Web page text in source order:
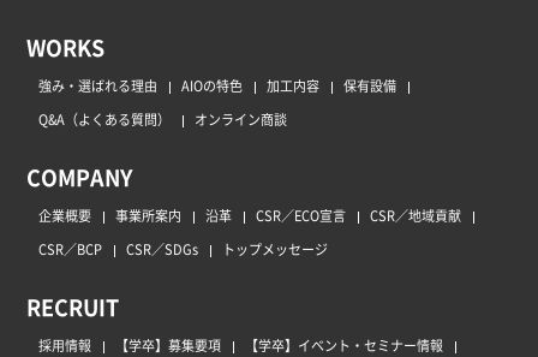
WORKS
強み・選ばれる理由 AIOの特色 加工内容
保有設備
Q&A（よくある質問）
オンライン商談
COMPANY
企業概要 事業所案内 沿革 CSR／ECO宣言
CSR／地域貢献
CSR／BCP
CSR／SDGs トップメッセージ
RECRUIT
採用情報 【学卒】募集要項
【学卒】イベント・セミナー情報